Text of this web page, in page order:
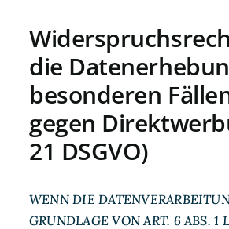
die
besonderen
gegen
21 DSGVO)
WENN DIE
GRUNDLAGE VON ART. 6 ABS. 1